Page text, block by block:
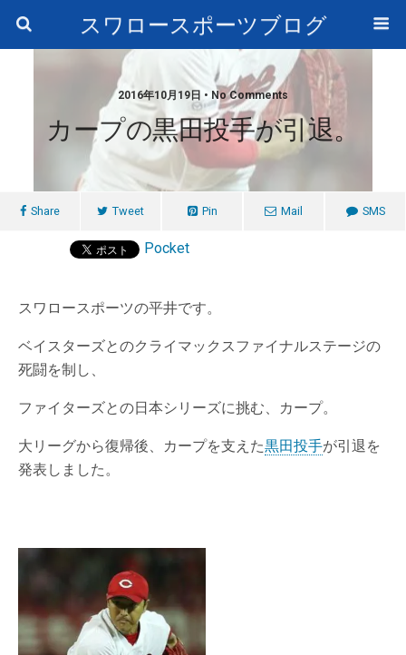
スワロースポーツブログ
2016年10月19日 • No Comments
カープの黒田投手が引退。
Share Tweet Pin Mail SMS
Pocket
スワロースポーツの平井です。
ベイスターズとのクライマックスファイナルステージの
死闘を制し、
ファイターズとの日本シリーズに挑む、カープ。
大リーグから復帰後、カープを支えた黒田投手が引退を
発表しました。